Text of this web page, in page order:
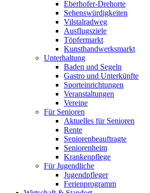
Eberhofer-Drehorte
Sehenswürdigkeiten
Vilstalradweg
Ausflugsziele
Töpfermarkt
Kunsthandwerksmarkt
Unterhaltung
Baden und Segeln
Gastro und Unterkünfte
Sporteinrichtungen
Veranstaltungen
Vereine
Für Senioren
Aktuelles für Senioren
Rente
Seniorenbeauftragte
Seniorenheim
Krankenpflege
Für Jugendliche
Jugendpfleger
Ferienprogramm